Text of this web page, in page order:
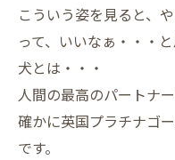
こういう姿を見ると、
って、いいなぁ・・・と
犬とは・・・
人間の最高のパートナ
確かに英国プラチナゴ
です。